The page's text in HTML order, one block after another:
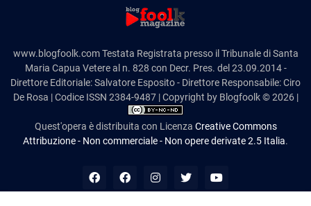
www.blogfoolk.com Testata Registrata presso il Tribunale di Santa
Maria Capua Vetere al n. 828 con Decr. Pres. del 23.09.2014 -
Direttore Editoriale: Salvatore Esposito - Direttore Responsabile: Ciro
De Rosa | Codice ISSN 2384-9487 | Copyright by Blogfoolk © 2026 |
Quest'opera è distribuita con Licenza Creative Commons
Attribuzione - Non commerciale - Non opere derivate 2.5 Italia.